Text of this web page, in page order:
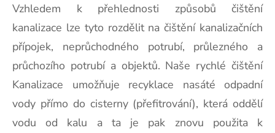
Vzhledem k přehlednosti způsobů čištění
kanalizace lze tyto rozdělit na čištění kanalizačních
přípojek, neprůchodného potrubí, průlezného a
průchozího potrubí a objektů. Naše rychlé čištění
Kanalizace umožňuje recyklace nasáté odpadní
vody přímo do cisterny (přefitrování), která oddělí
vodu od kalu a ta je pak znovu použita k